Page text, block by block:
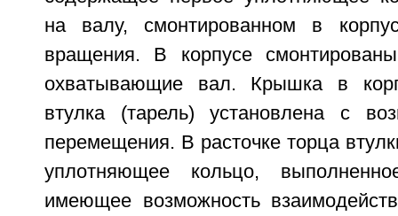
на валу, смонтированном в
вращения. В корпусе
охватывающие вал. Крышка в
втулка (тарель) установлена с
перемещения. В расточке торца
уплотняющее кольцо,
имеющее возможность